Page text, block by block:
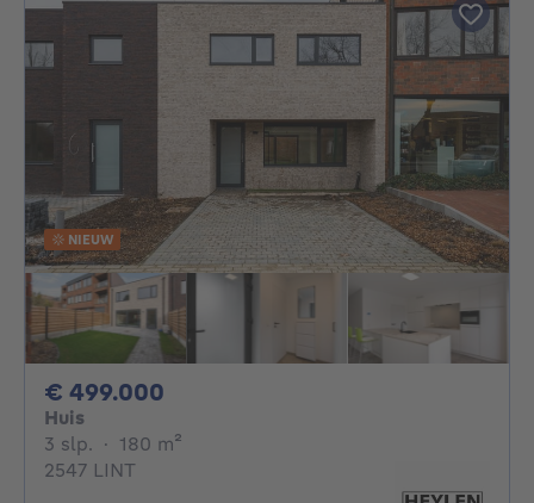
NIEUW
€ 499.000
Huis
3 slp. 3 slaapkamers
· 180 m²
2547 LINT